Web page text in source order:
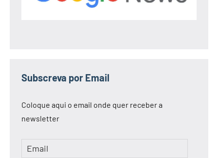
Subscreva por Email
Coloque aqui o email onde quer receber a
newsletter
Email